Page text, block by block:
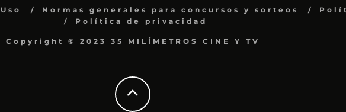
Normas generales para concursos y sorteos
Política de privacidad
Copyright © 2023 35 MILÍMETROS CINE Y TV